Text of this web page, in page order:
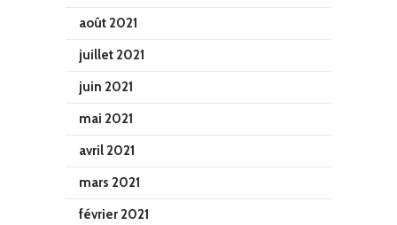
août 2021
juillet 2021
juin 2021
mai 2021
avril 2021
mars 2021
février 2021